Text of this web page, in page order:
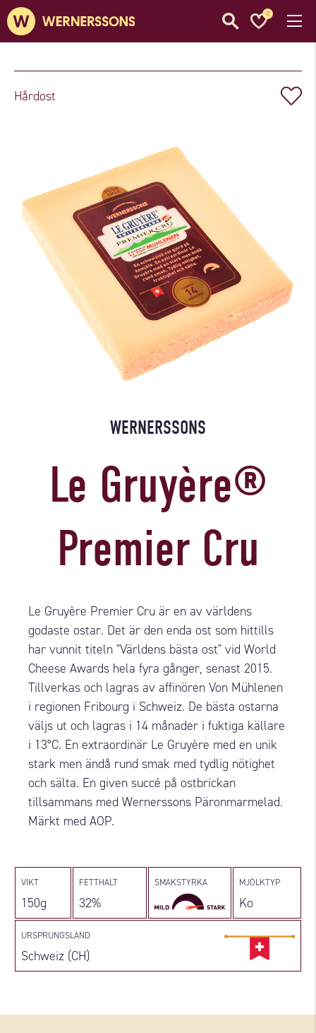
0
Hårdost
WERNERSSONS
Le Gruyère®
Premier Cru
Le Gruyère Premier Cru är en av världens
godaste ostar. Det är den enda ost som hittills
har vunnit titeln "Världens bästa ost" vid World
Cheese Awards hela fyra gånger, senast 2015.
Tillverkas och lagras av affinören Von Mühlenen
i regionen Fribourg i Schweiz. De bästa ostarna
väljs ut och lagras i 14 månader i fuktiga källare
i 13°C. En extraordinär Le Gruyère med en unik
stark men ändå rund smak med tydlig nötighet
och sälta. En given succé på ostbrickan
tillsammans med Wernerssons Päronmarmelad.
Märkt med AOP.
VIKT
150g
FETTHALT
32%
SMAKSTYRKA MJÖLKTYP
Ko
URSPRUNGSLAND
Schweiz (CH)